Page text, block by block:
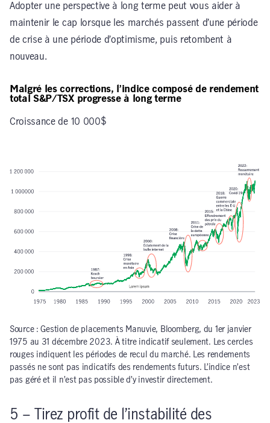
Adopter une perspective à long terme peut vous aider à
maintenir le cap lorsque les marchés passent d’une période
de crise à une période d’optimisme, puis retombent à
nouveau.
Malgré les corrections, l’indice composé de rendement
total S&P/TSX progresse à long terme
Croissance de 10 000$
Source : Gestion de placements Manuvie, Bloomberg, du 1er janvier
1975 au 31 décembre 2023. À titre indicatif seulement. Les cercles
rouges indiquent les périodes de recul du marché. Les rendements
passés ne sont pas indicatifs des rendements futurs. L’indice n’est
pas géré et il n’est pas possible d’y investir directement.
5 – Tirez profit de l’instabilité des